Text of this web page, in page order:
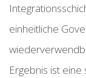
einheitliche
Ergebnis ist